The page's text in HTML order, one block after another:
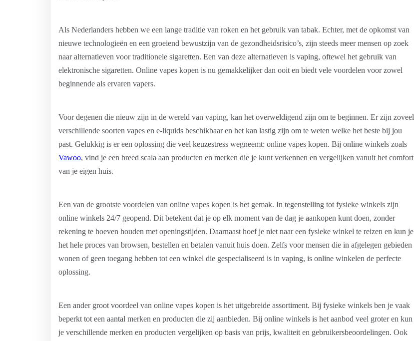
Als Nederlanders hebben we een lange traditie van roken en het gebruik van tabak. Echter, met de opkomst van
nieuwe technologieën en een groeiend bewustzijn van de gezondheidsrisico’s, zijn steeds meer mensen op zoek
naar alternatieven voor traditionele sigaretten. Een van deze alternatieven is vaping, oftewel het gebruik van
elektronische sigaretten. Online vapes kopen is nu gemakkelijker dan ooit en biedt vele voordelen voor zowel
beginnende als ervaren vapers.
Voor degenen die nieuw zijn in de wereld van vaping, kan het overweldigend zijn om te beginnen. Er zijn zoveel
verschillende soorten vapes en e-liquids beschikbaar en het kan lastig zijn om te weten welke het beste bij jou
past. Gelukkig is er een oplossing die veel keuzestress wegneemt: online vapes kopen. Bij online winkels zoals
Vawoo, vind je een breed scala aan producten en merken die je kunt verkennen en vergelijken vanuit het comfort
van je eigen huis.
Een van de grootste voordelen van online vapes kopen is het gemak. In tegenstelling tot fysieke winkels zijn
online winkels 24/7 geopend. Dit betekent dat je op elk moment van de dag je aankopen kunt doen, zonder
rekening te hoeven houden met openingstijden. Daarnaast hoef je niet naar een fysieke winkel te reizen en kun je
het hele proces van browsen, bestellen en betalen vanuit huis doen. Zelfs voor mensen die in afgelegen gebieden
wonen of geen toegang hebben tot een winkel die gespecialiseerd is in vaping, is online winkelen de perfecte
oplossing.
Een ander groot voordeel van online vapes kopen is het uitgebreide assortiment. Bij fysieke winkels ben je vaak
beperkt tot een aantal merken en producten die zij aanbieden. Bij online winkels is het aanbod veel groter en kun
je verschillende merken en producten vergelijken op basis van prijs, kwaliteit en gebruikersbeoordelingen. Ook